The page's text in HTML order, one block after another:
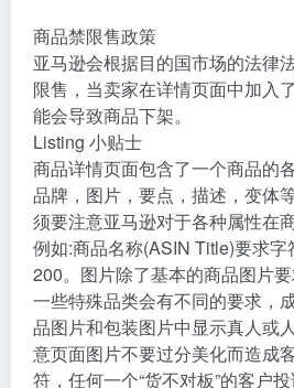
商品禁限售政策
亚马逊会根据目的国市场的法律
限售，当卖家在详情页面中加入
能会导致商品下架。
Listing 小贴士
商品详情页面包含了一个商品的
品牌，图片，要点，描述，变体
须要注意亚马逊对于各种属性在
例如:商品名称(ASIN Title)要求字
200。图片除了基本的商品图片
一些特殊品类会有不同的要求，
品图片和包装图片中显示真人或
意页面图片不要过分美化而造成
符，任何一个“货不对板”的客户